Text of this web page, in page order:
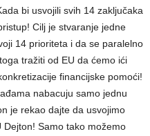
bi usvojili svih 14 zaključaka
Cilj je stvaranje jedne
14 prioriteta i da se paralelno
tražiti od EU da ćemo ići
financijske pomoći!
nabacuju samo jednu
je rekao dajte da usvojimo
Samo tako možemo